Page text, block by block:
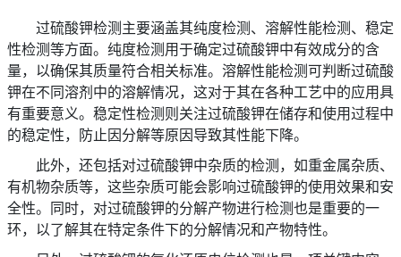
过硫酸钾检测主要涵盖其纯度检测、溶解性能检测、稳定
性检测等方面。纯度检测用于确定过硫酸钾中有效成分的含
量，以确保其质量符合相关标准。溶解性能检测可判断过硫酸
钾在不同溶剂中的溶解情况，这对于其在各种工艺中的应用具
有重要意义。稳定性检测则关注过硫酸钾在储存和使用过程中
的稳定性，防止因分解等原因导致其性能下降。
此外，还包括对过硫酸钾中杂质的检测，如重金属杂质、
有机物杂质等，这些杂质可能会影响过硫酸钾的使用效果和安
全性。同时，对过硫酸钾的分解产物进行检测也是重要的一
环，以了解其在特定条件下的分解情况和产物特性。